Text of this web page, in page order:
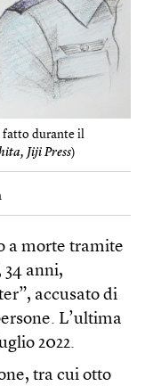
fatto durante il
Jiji Press)
a morte tramite
anni,
accusato di
L’ultima
2022.
tra cui otto